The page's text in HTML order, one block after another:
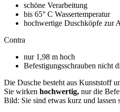
schöne Verarbeitung
bis 65° C Wassertemperatur
hochwertige Duschköpfe zur
Contra
nur 1,98 m hoch
Befestigungsschrauben nicht
Die Dusche besteht aus Kunststoff
Sie wirken hochwertig, nur die
Bild: Sie sind etwas kurz und